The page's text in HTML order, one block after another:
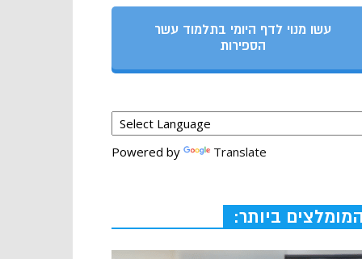
עשו מנוי לדף היומי בתלמוד עשר
הספירות
Powered by Translate
המומלצים ביותר: